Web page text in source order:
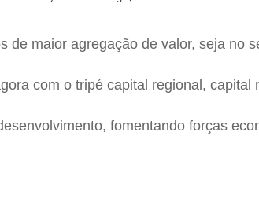
maior agregação de valor, seja no
com o tripé capital regional, capital
fomentando forças